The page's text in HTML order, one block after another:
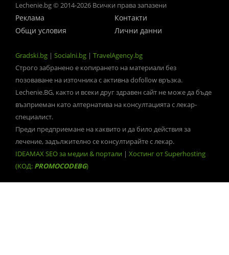
Lechenie.bg © 2014-2026 Всички права запазени
Реклама
Контакти
Общи условия
Лични данни
Gradski.bg | Socialni.bg | TravelAgency.bg
Строго забранено е копирането на материали без
позоваване на източника с активна dofollow връзка.
Lechenie.BG, както и всеки друг здравен сайт не може да бъде
възприеман като алтернатива на консултацията с лекар-
специалист.
Преди предприемане на каквито и да било действия за
лечение, задължително се консултирайте с лекар.
IDEAMAX SEO за медии & портали | Хостинг от Superhosting
(КОД: PROMOCODEBG)